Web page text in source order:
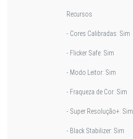
Recursos
- Cores Calibradas: Sim
- Flicker Safe: Sim
- Modo Leitor: Sim
- Fraqueza de Cor: Sim
- Super Resolução+: Sim
- Black Stabilizer: Sim